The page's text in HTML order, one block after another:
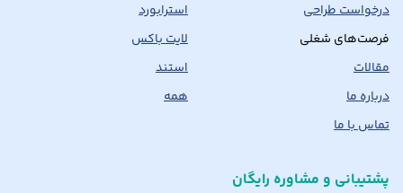
درخواست طراحی
فرصت‌های شغلی
مقالات
درباره ما
تماس با ما
استرابورد
لایت باکس
استند
همه
پشتیبانی و مشاوره رایگان